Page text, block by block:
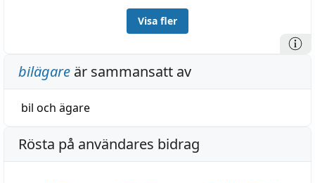
Visa fler
bilägare är sammansatt av
bil och ägare
Rösta på användares bidrag